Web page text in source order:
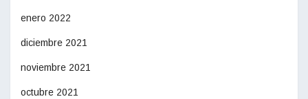
enero 2022
diciembre 2021
noviembre 2021
octubre 2021